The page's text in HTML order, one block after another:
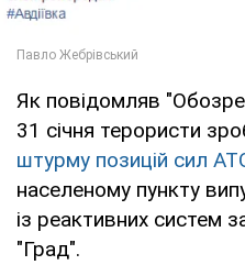
Як повідомляв
31 січня терористи
штурму позицій сил
населеному пункту
із реактивних систем
"Град".